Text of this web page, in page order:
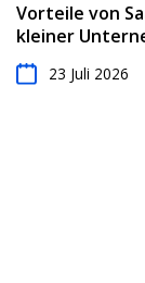
Vorteile von
kleiner
23 Juli 2026